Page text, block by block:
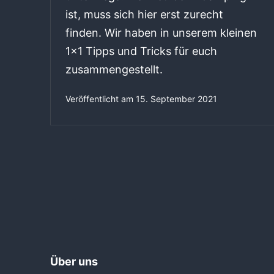
ist, muss sich hier erst zurecht
finden. Wir haben in unserem kleinen
1×1 Tipps und Tricks für euch
zusammengestellt.
Veröffentlicht am 15. September 2021
Über uns